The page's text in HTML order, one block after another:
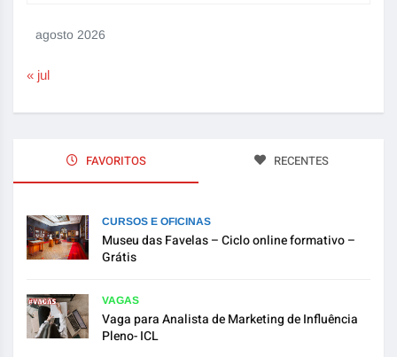
agosto 2026
« jul
FAVORITOS RECENTES
CURSOS E OFICINAS
Museu das Favelas – Ciclo online formativo –
Grátis
VAGAS
Vaga para Analista de Marketing de Influência
Pleno- ICL